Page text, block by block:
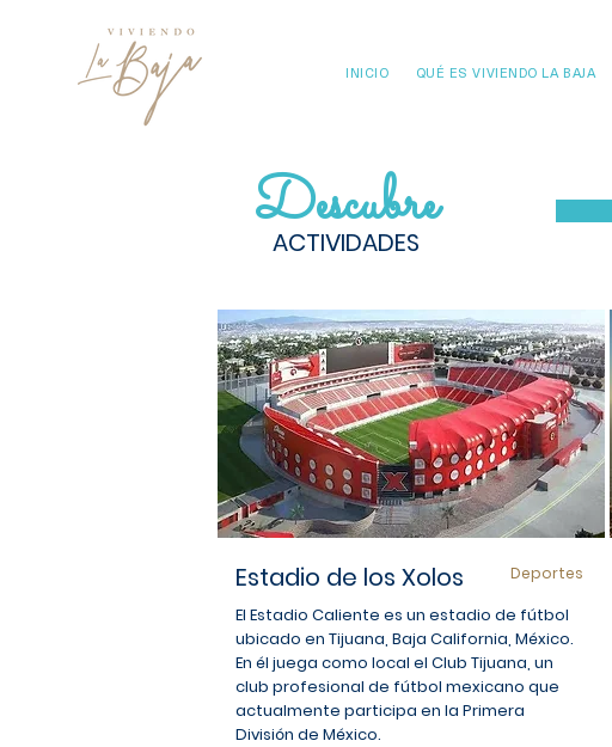
INICIO QUÉ ES VIVIENDO LA BAJA
Descubre
ACTIVIDADES
Estadio de los Xolos Deportes
El Estadio Caliente es un estadio de fútbol
ubicado en Tijuana, Baja California, México.
En él juega como local el Club Tijuana, un
club profesional de fútbol mexicano que
actualmente participa en la Primera
División de México.